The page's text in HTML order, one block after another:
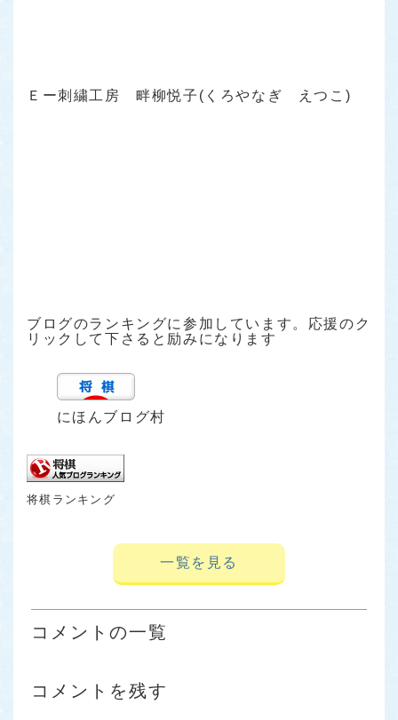
Ｅー刺繍工房 畔柳悦子(くろやなぎ えつこ)
ブログのランキングに参加しています。応援のク
リックして下さると励みになります
にほんブログ村
将棋ランキング
一覧を見る
コメントの一覧
コメントを残す